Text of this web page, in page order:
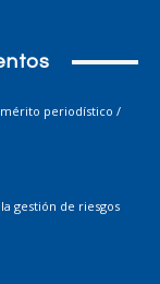
mérito periodístico /
gestión de riesgos